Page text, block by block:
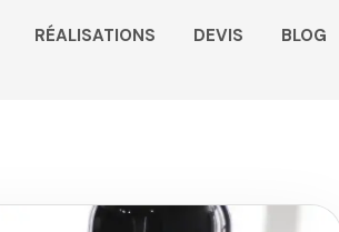
RÉALISATIONS DEVIS BLOG